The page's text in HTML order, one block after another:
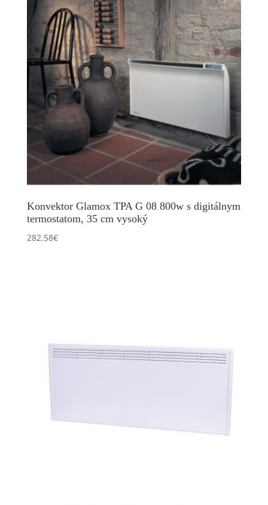
Konvektor Glamox TPA G 08 800w s digitálnym
termostatom, 35 cm vysoký
282.58€